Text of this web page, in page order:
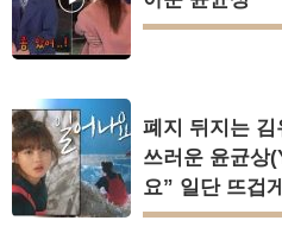
폐지 뒤지는
쓰러운 윤균상
요” 일단 뜨겁